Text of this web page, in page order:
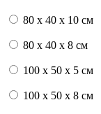
80 x 40 x 10 см
80 x 40 x 8 см
100 x 50 x 5 см
100 х 50 х 8 см